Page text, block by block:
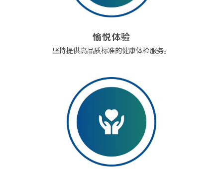
愉悦体验
坚持提供高品质标准的健康体检服务。